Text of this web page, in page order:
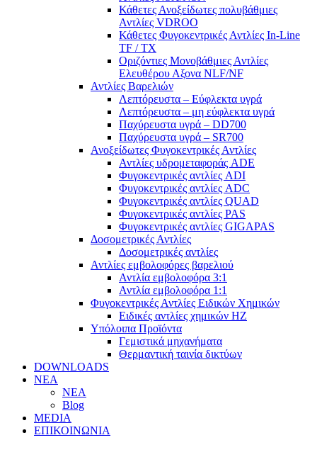
Κάθετες Ανοξείδωτες πολυβάθμιες
Αντλίες VDROO
Κάθετες Φυγοκεντρικές Αντλίες In-Line
TF / TX
Oριζόντιες Μονοβάθμιες Αντλίες
Ελευθέρου Αξονα NLF/NF
Αντλίες Βαρελιών
Λεπτόρευστα – Εύφλεκτα υγρά
Λεπτόρευστα – μη εύφλεκτα υγρά
Παχύρευστα υγρά – DD700
Παχύρευστα υγρά – SR700
Ανοξείδωτες Φυγοκεντρικές Αντλίες
Αντλίες υδρομεταφοράς ADE
Φυγοκεντρικές αντλίες ADI
Φυγοκεντρικές αντλίες ADC
Φυγοκεντρικές αντλίες QUAD
Φυγοκεντρικές αντλίες PAS
Φυγοκεντρικές αντλίες GIGAPAS
Δοσομετρικές Αντλίες
Δοσομετρικές αντλίες
Αντλίες εμβολοφόρες βαρελιού
Αντλία εμβολοφόρα 3:1
Αντλία εμβολοφόρα 1:1
Φυγοκεντρικές Αντλίες Ειδικών Χημικών
Ειδικές αντλίες χημικών ΗΖ
Υπόλοιπα Προϊόντα
Γεμιστικά μηχανήματα
Θερμαντική ταινία δικτύων
DOWNLOADS
ΝΕΑ
ΝΕΑ
Blog
MEDIA
ΕΠΙΚΟΙΝΩΝΙΑ